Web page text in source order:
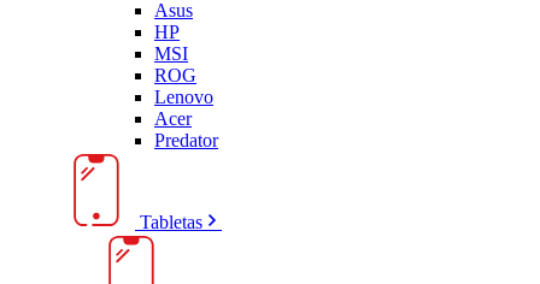
Asus
HP
MSI
ROG
Lenovo
Acer
Predator
Tabletas